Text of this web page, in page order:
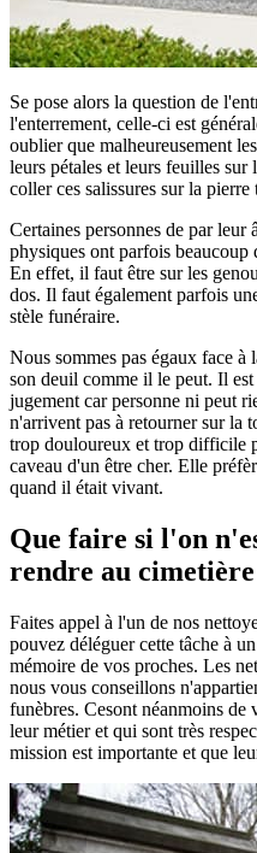
Se pose alors la question de
l'enterrement, celle-ci est
oublier que malheureusement
leurs pétales et leurs feuilles
coller ces salissures sur la
Certaines personnes de par
physiques ont parfois
En effet, il faut être sur les
dos. Il faut également parfois
stèle funéraire.
Nous sommes pas égaux face
son deuil comme il le peut. Il
jugement car personne ni peut
n'arrivent pas à retourner sur la
trop douloureux et trop difficile
caveau d'un être cher. Elle
quand il était vivant.
Que faire si l'on
rendre au
Faites appel à l'un de nos
pouvez déléguer cette tâche à
mémoire de vos proches. Les
nous vous conseillons
funèbres. Cesont néanmoins de
leur métier et qui sont très
mission est importante et que